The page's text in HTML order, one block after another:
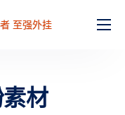
至强外挂
材